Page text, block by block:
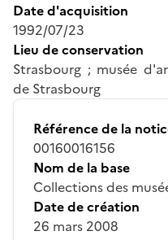
Date d'acquisition
1992/07/23
Lieu de conservation
Strasbourg ; musée
de Strasbourg
Référence de la
00160016156
Nom de la base
Collections des
Date de création
26 mars 2008